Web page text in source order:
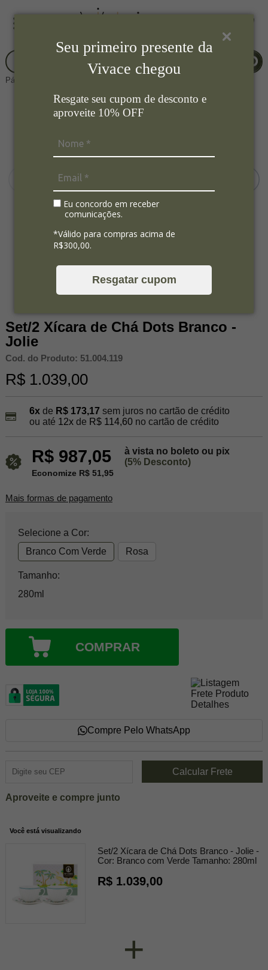
Seu primeiro presente da
Vivace chegou
Resgate seu cupom de desconto e
aproveite 10% OFF
Eu concordo em receber
comunicações.
*Válido para compras acima de
R$300,00.
Resgatar cupom
Página Inicial Caneca e Xícara
Set/2 Xícara de Chá Dots Branco -
Jolie
Cod. do Produto: 51.004.119
R$ 1.039,00
6xde R$ 173,17 sem juros no cartão de crédito
ou até 12xde R$ 114,60no cartão de crédito
R$ 987,05
à vista no boleto ou pix
(5% Desconto)
Economize R$ 51,95
Mais formas de pagamento
Selecione a Cor:
Branco Com Verde
Rosa
Tamanho:
280ml
COMPRAR
Compre Pelo WhatsApp
Aproveite e compre junto
Você está visualizando
Set/2 Xícara de Chá Dots Branco - Jolie -
Cor: Branco com Verde Tamanho: 280ml
R$ 1.039,00
+